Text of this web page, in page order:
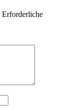
Erforderliche